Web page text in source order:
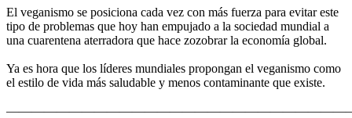
El veganismo se posiciona cada vez con más fuerza para evitar este
tipo de problemas que hoy han empujado a la sociedad mundial a
una cuarentena aterradora que hace zozobrar la economía global.
Ya es hora que los líderes mundiales propongan el veganismo como
el estilo de vida más saludable y menos contaminante que existe.